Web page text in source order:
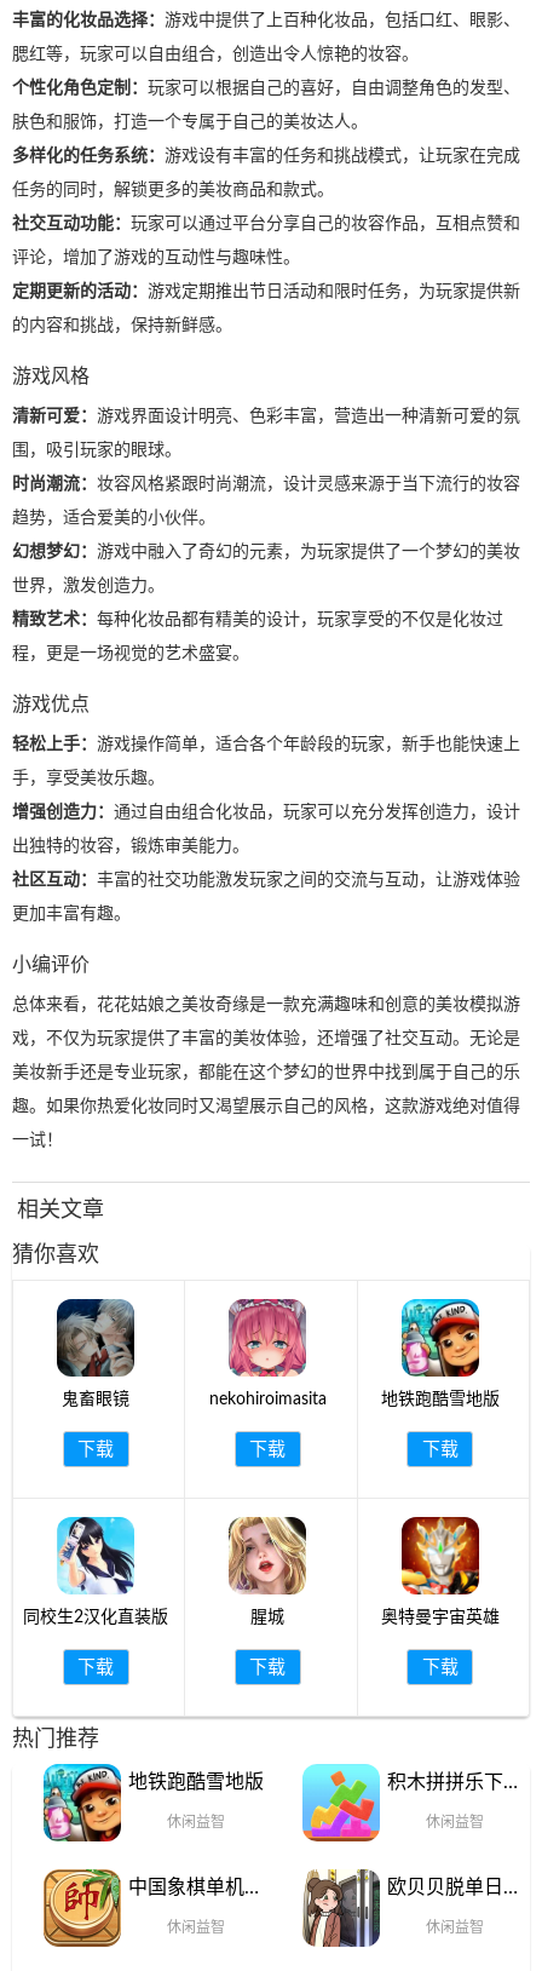
丰富的化妆品选择： 游戏中提供了上百种化妆品，包括口红、眼影、
腮红等，玩家可以自由组合，创造出令人惊艳的妆容。
个性化角色定制： 玩家可以根据自己的喜好，自由调整角色的发型、
肤色和服饰，打造一个专属于自己的美妆达人。
多样化的任务系统： 游戏设有丰富的任务和挑战模式，让玩家在完成
任务的同时，解锁更多的美妆商品和款式。
社交互动功能： 玩家可以通过平台分享自己的妆容作品，互相点赞和
评论，增加了游戏的互动性与趣味性。
定期更新的活动： 游戏定期推出节日活动和限时任务，为玩家提供新
的内容和挑战，保持新鲜感。
游戏风格
清新可爱： 游戏界面设计明亮、色彩丰富，营造出一种清新可爱的氛
围，吸引玩家的眼球。
时尚潮流： 妆容风格紧跟时尚潮流，设计灵感来源于当下流行的妆容
趋势，适合爱美的小伙伴。
幻想梦幻： 游戏中融入了奇幻的元素，为玩家提供了一个梦幻的美妆
世界，激发创造力。
精致艺术： 每种化妆品都有精美的设计，玩家享受的不仅是化妆过
程，更是一场视觉的艺术盛宴。
游戏优点
轻松上手： 游戏操作简单，适合各个年龄段的玩家，新手也能快速上
手，享受美妆乐趣。
增强创造力： 通过自由组合化妆品，玩家可以充分发挥创造力，设计
出独特的妆容，锻炼审美能力。
社区互动： 丰富的社交功能激发玩家之间的交流与互动，让游戏体验
更加丰富有趣。
小编评价
总体来看，花花姑娘之美妆奇缘是一款充满趣味和创意的美妆模拟游
戏，不仅为玩家提供了丰富的美妆体验，还增强了社交互动。无论是
美妆新手还是专业玩家，都能在这个梦幻的世界中找到属于自己的乐
趣。如果你热爱化妆同时又渴望展示自己的风格，这款游戏绝对值得
一试！
相关文章
猜你喜欢
鬼畜眼镜
下载
nekohiroimasita
下载
地铁跑酷雪地版
下载
同校生2汉化直装版
下载
腥城
下载
奥特曼宇宙英雄
下载
热门推荐
地铁跑酷雪地版
休闲益智
积木拼拼乐下载
休闲益智
中国象棋单机对
休闲益智
欧贝贝脱单日记
休闲益智